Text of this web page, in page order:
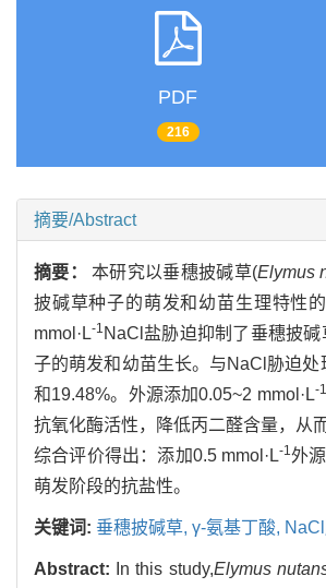
PDF
216
摘要/Abstract
摘要：本研究以垂穗披碱草(Elymus
披碱草种子的萌发和幼苗生理特性
mmol·L-1 NaCl盐胁迫抑制了垂穗披
子的萌发和幼苗生长。与NaCl胁迫
和19.48%。外源添加0.05~2 mmol·L-1
抗氧化酶活性，降低丙二醛含量，从
综合评价得出：添加0.5 mmol·L-1 外
萌发阶段的抗盐性。
关键词: 垂穗披碱草, γ-氨基丁酸,
Abstract: In this study,Elymus